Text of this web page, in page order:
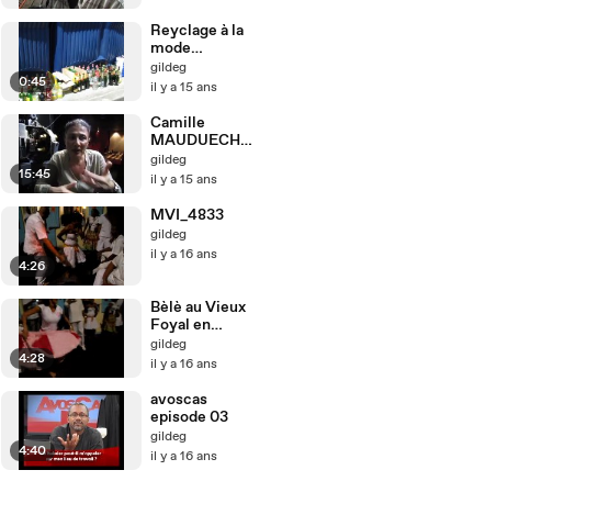
0:45
Reyclage à la
mode
Martinique
gildeg
il y a 15 ans
15:45
Camille
MAUDUECH -
LA
MARTINIQUE
MARTINIQUA
IS
gildeg
il y a 15 ans
4:26
MVI_4833
gildeg
il y a 16 ans
4:28
Bèlè au Vieux
Foyal en
Martinique-1
gildeg
il y a 16 ans
4:40
avoscas
episode 03
gildeg
il y a 16 ans